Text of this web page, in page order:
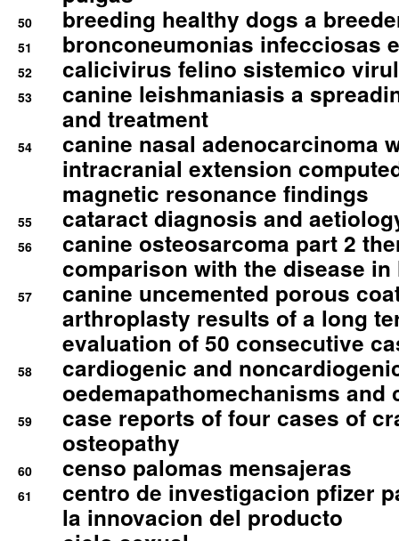
50 breeding healthy dogs a
51 bronconeumonias infecciosas
52 calicivirus felino sistemico
53
canine leishmaniasis a
and treatment
54
canine nasal adenocarcinoma
intracranial extension
magnetic resonance findings
55 cataract diagnosis and
56
canine osteosarcoma part 2
comparison with the disease in
57
canine uncemented porous
arthroplasty results of a long
evaluation of 50 consecutive
58
cardiogenic and
oedemapathomechanisms and
59
case reports of four cases of
osteopathy
60 censo palomas mensajeras
61
centro de investigacion pfizer
la innovacion del producto